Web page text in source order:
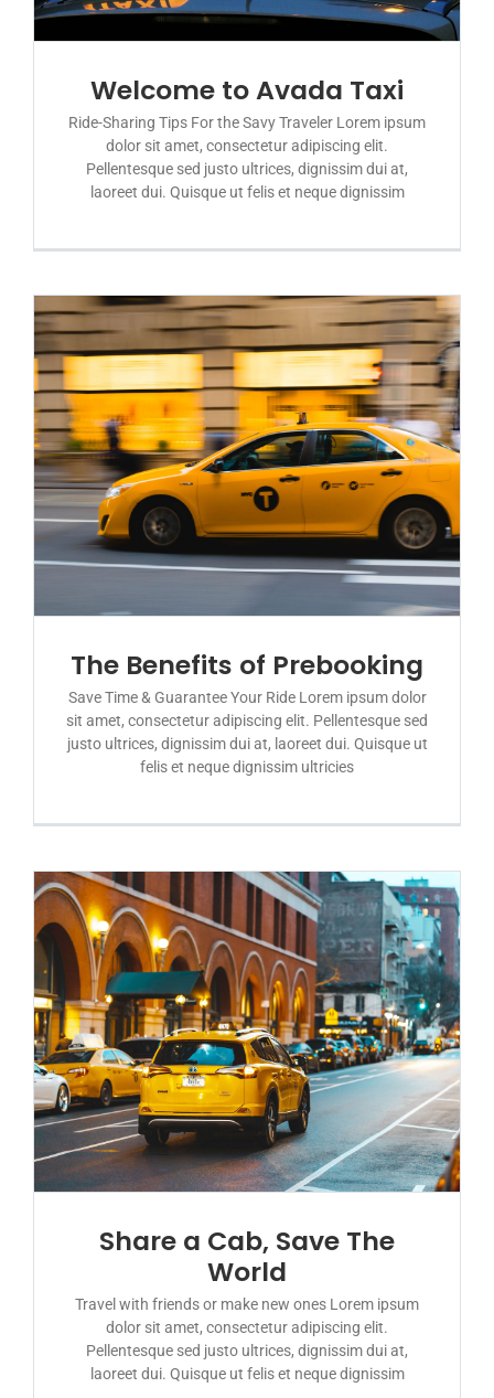
Welcome to Avada Taxi
Ride-Sharing Tips For the Savy Traveler Lorem ipsum
dolor sit amet, consectetur adipiscing elit.
Pellentesque sed justo ultrices, dignissim dui at,
laoreet dui. Quisque ut felis et neque dignissim
The Benefits of Prebooking
Save Time & Guarantee Your Ride Lorem ipsum dolor
sit amet, consectetur adipiscing elit. Pellentesque sed
justo ultrices, dignissim dui at, laoreet dui. Quisque ut
felis et neque dignissim ultricies
Share a Cab, Save The
World
Travel with friends or make new ones Lorem ipsum
dolor sit amet, consectetur adipiscing elit.
Pellentesque sed justo ultrices, dignissim dui at,
laoreet dui. Quisque ut felis et neque dignissim